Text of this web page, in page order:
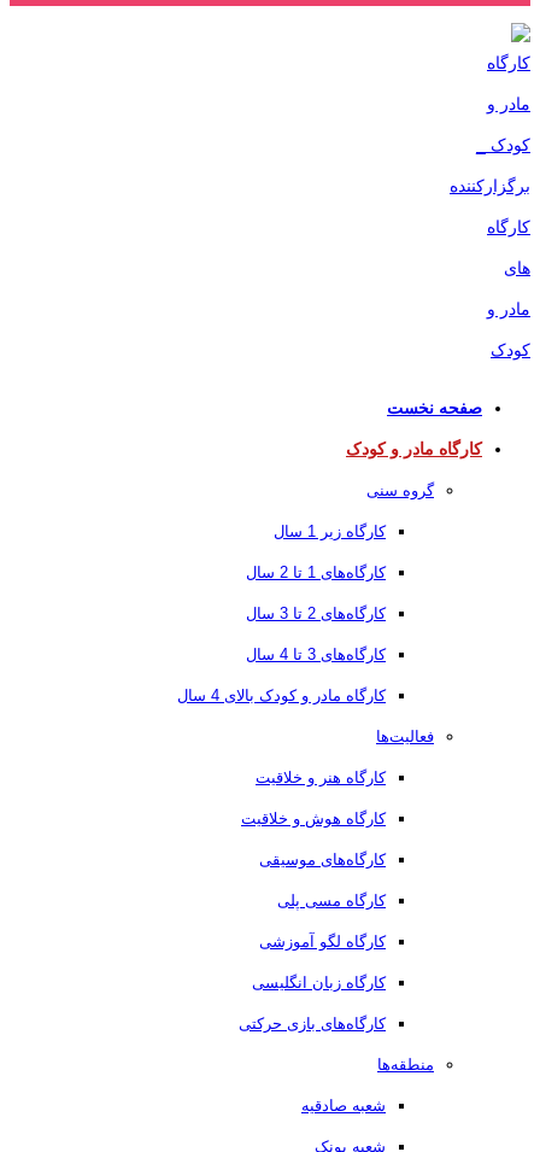
صفحه نخست
کارگاه مادر و کودک
گروه سنی
کارگاه زیر 1 سال
کارگاه‌های 1 تا 2 سال
کارگاه‌های 2 تا 3 سال
کارگاه‌های 3 تا 4 سال
کارگاه مادر و کودک بالای 4 سال
فعالیت‌ها
کارگاه هنر و خلاقیت
کارگاه هوش و خلاقیت
کارگاه‌های موسیقی
کارگاه مسی پلی
کارگاه لگو آموزشی
کارگاه زبان انگلیسی
کارگاه‌های بازی حرکتی
منطقه‌ها
شعبه صادقیه
شعبه پونک